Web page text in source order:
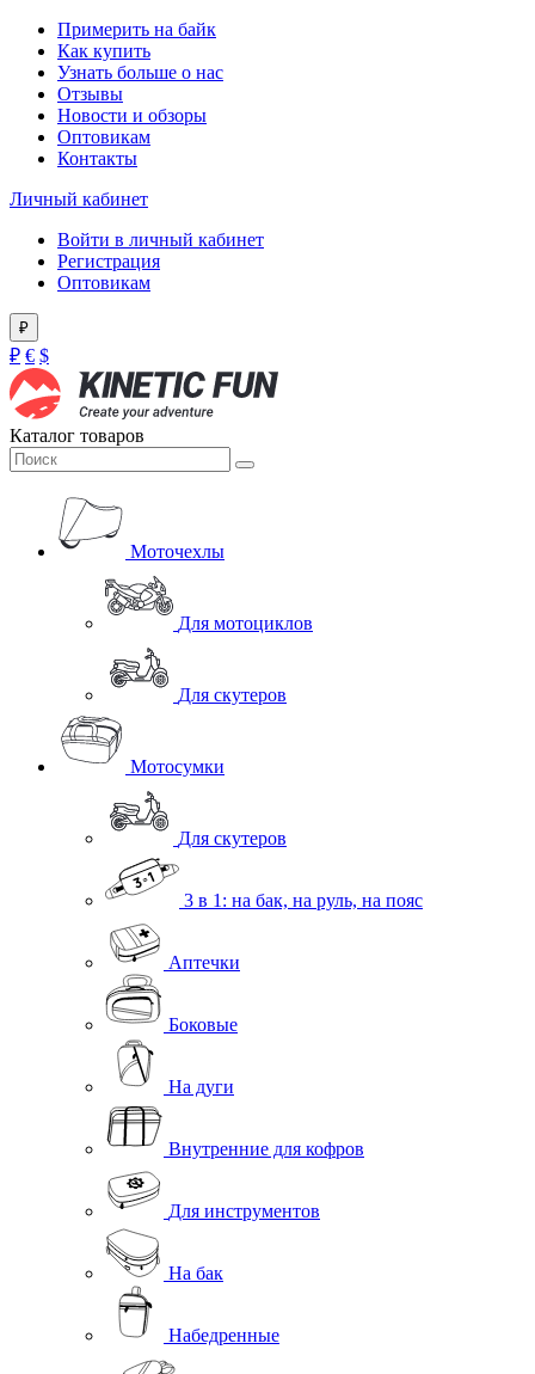
Примерить на байк
Как купить
Узнать больше о нас
Отзывы
Новости и обзоры
Оптовикам
Контакты
Личный кабинет
Войти в личный кабинет
Регистрация
Оптовикам
₽
₽ € $
Каталог товаров
Моточехлы
Для мотоциклов
Для скутеров
Мотосумки
Для скутеров
3 в 1: на бак, на руль, на пояс
Аптечки
Боковые
На дуги
Внутренние для кофров
Для инструментов
На бак
Набедренные